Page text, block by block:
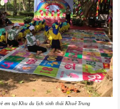
em tại Khu du lịch sinh thái Khuê Trung